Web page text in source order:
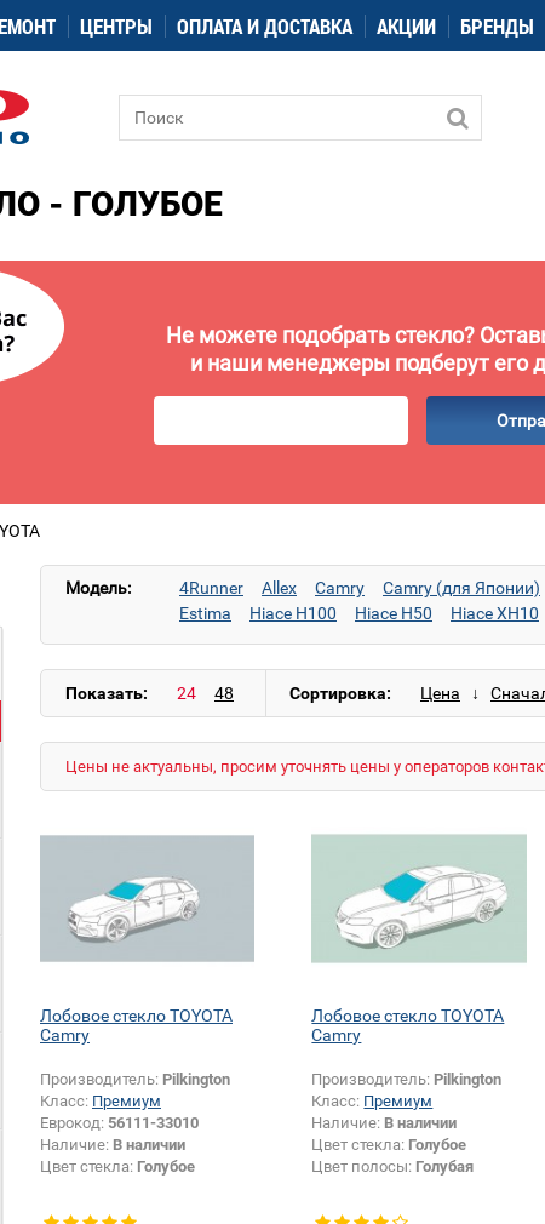
ЦЕНТРЫ ОПЛАТА И ДОСТАВКА АКЦИИ БРЕНДЫ
- ГОЛУБОЕ
Не можете подобрать стекло?
и наши менеджеры подберут его
Модель: 4Runner Allex Camry Camry (для Японии)
Estima
Hiace H100 Hiace H50 Hiace XH10
Показать:
Сортировка:
Цены не актуальны, просим уточнять цены у операторов
Лобовое стекло TOYOTA
Camry
Производитель: Pilkington
Класс: Премиум
Еврокод: 56111-33010
Наличие: В наличии
Цвет стекла: Голубое
Лобовое стекло TOYOTA
Camry
Производитель: Pilkington
Класс: Премиум
Наличие: В наличии
Цвет стекла: Голубое
Цвет полосы: Голубая